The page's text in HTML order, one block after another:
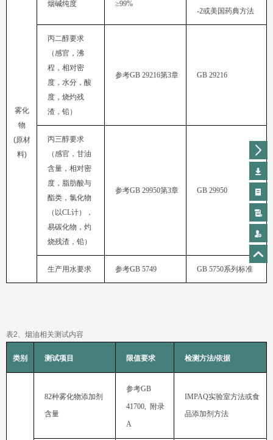
物
(
料)
烟碱纯度
≥99%
-2或美国药典方法
渣，铅）
参考GB 29216第3章 GB 29216
（以CL
烧残渣，铅）
参考GB 29950第3章 GB 29950
生产用水要求 参考GB 5749 GB 5750系列标准
表2、烟油相关测试内容
类别 测试项目 限值要求 检测方法/依据
82
含量
参考
41700, 附录
A
IMPAQ
品添加剂方法